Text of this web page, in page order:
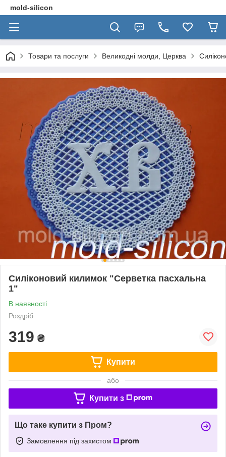
mold-silicon
Товари та послуги Великодні молди, Церква
Силіконовий килимок "Серветка пасхальна
1"
В наявності
Роздріб
319 ₴
Купити
або
Купити з
Що таке купити з Пром?
Замовлення під захистом